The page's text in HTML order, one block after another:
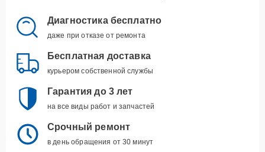
Диагностика бесплатно
даже при отказе от ремонта
Бесплатная доставка
курьером собственной службы
Гарантия до 3 лет
на все виды работ и запчастей
Срочный ремонт
в день обращения от 30 минут